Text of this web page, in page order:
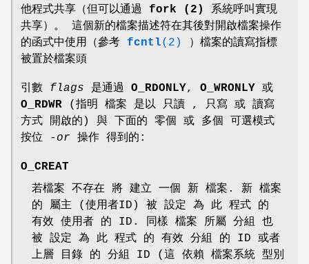
他程式共享（但可以通過 fork (2)
系統呼叫實現
共享）。 這個新的檔案描述符在其後對開啟檔案操作
的函式中使用（參考 fcntl(2)
）檔案的讀寫指標
被置於檔案頭
引數 flags 是通過 O_RDONLY, O_WRONLY 或
O_RDWR (指明 檔案 是以 只讀 , 只寫 或 讀寫
方式 開啟的) 與 下面的 零個 或 多個 可選模式
按位 - or 操作 得到的:
O_CREAT
若檔案 不存在 將 建立 一個 新 檔案. 新 檔案
的 屬主 (使用者ID) 被 設定 為 此 程式 的
有效 使用者 的 ID. 同樣 檔案 所屬 分組 也
被 設定 為 此 程式 的 有效 分組 的 ID 或者
上層 目錄 的 分組 ID (這 依賴 檔案系統 型別